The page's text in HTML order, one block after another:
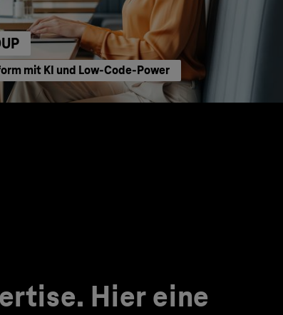
mit KI und Low-Code-Power
Hier eine